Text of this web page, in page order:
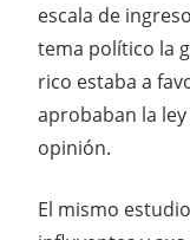
escala de
tema político la
rico estaba a
aprobaban la
opinión.
El mismo